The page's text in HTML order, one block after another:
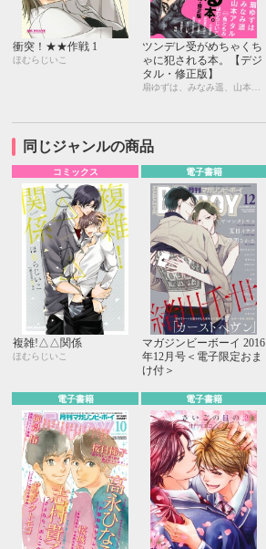
衝突！★★作戦 1
ほむらじいこ
ツンデレ受がめちゃくち
ゃに犯される本。【デジ
タル・修正版】
扇ゆずは、みなみ遥、山本アタル、魚ともみ、ほむらじいこ、小道明奈、卯陀喜ぴんぽん、アヒル森下、松田うさち子、みづい甘、相音きう、毎時
同じジャンルの商品
コミックス
複雑!△△関係
ほむらじいこ
電子書籍
マガジンビーボーイ 2016
年12月号＜電子限定おま
け付＞
電子書籍 電子書籍